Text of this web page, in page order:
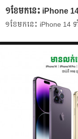
១ខែមកនេះ iPhone
១ខែមកនេះ iPhone 14